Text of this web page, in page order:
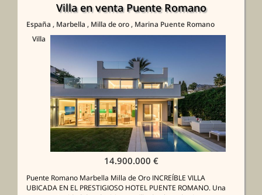
Villa en venta Puente Romano
España , Marbella , Milla de oro, Marina Puente Romano
Villa
14.900.000 €
Puente Romano Marbella Milla de Oro INCREÍBLE VILLA
UBICADA EN EL PRESTIGIOSO HOTEL PUENTE ROMANO. Una